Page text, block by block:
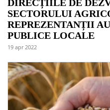
DIRECȚIILE DE
SECTORULUI
REPREZENTANȚII
PUBLICE LOCALE
19 apr 2022